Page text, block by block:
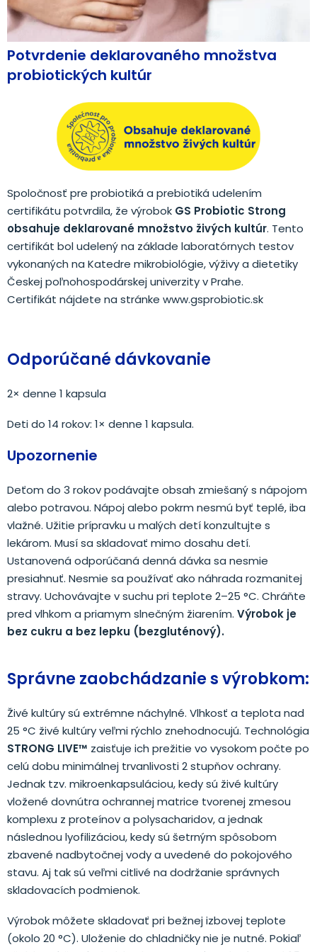
Potvrdenie deklarovaného množstva
probiotických kultúr
Spoločnosť pre probiotiká a prebiotiká udelením
certifikátu potvrdila, že výrobok GS Probiotic Strong
obsahuje deklarované množstvo živých kultúr. Tento
certifikát bol udelený na základe laboratórnych testov
vykonaných na Katedre mikrobiológie, výživy a dietetiky
Českej poľnohospodárskej univerzity v Prahe.
Certifikát nájdete na stránke www.gsprobiotic.sk
Odporúčané dávkovanie
2× denne 1 kapsula
Deti do 14 rokov: 1× denne 1 kapsula.
Upozornenie
Deťom do 3 rokov podávajte obsah zmiešaný s nápojom
alebo potravou. Nápoj alebo pokrm nesmú byť teplé, iba
vlažné. Užitie prípravku u malých detí konzultujte s
lekárom. Musí sa skladovať mimo dosahu detí.
Ustanovená odporúčaná denná dávka sa nesmie
presiahnuť. Nesmie sa používať ako náhrada rozmanitej
stravy. Uchovávajte v suchu pri teplote 2–25 °C. Chráňte
pred vlhkom a priamym slnečným žiarením. Výrobok je
bez cukru a bez lepku (bezgluténový).
Správne zaobchádzanie s výrobkom:
Živé kultúry sú extrémne náchylné. Vlhkosť a teplota nad
25 °C živé kultúry veľmi rýchlo znehodnocujú. Technológia
STRONG LIVE™ zaisťuje ich prežitie vo vysokom počte po
celú dobu minimálnej trvanlivosti 2 stupňov ochrany.
Jednak tzv. mikroenkapsuláciou, kedy sú živé kultúry
vložené dovnútra ochrannej matrice tvorenej zmesou
komplexu z proteínov a polysacharidov, a jednak
následnou lyofilizáciou, kedy sú šetrným spôsobom
zbavené nadbytočnej vody a uvedené do pokojového
stavu. Aj tak sú veľmi citlivé na dodržanie správnych
skladovacích podmienok.
Výrobok môžete skladovať pri bežnej izbovej teplote
(okolo 20 °C). Uloženie do chladničky nie je nutné. Pokiaľ